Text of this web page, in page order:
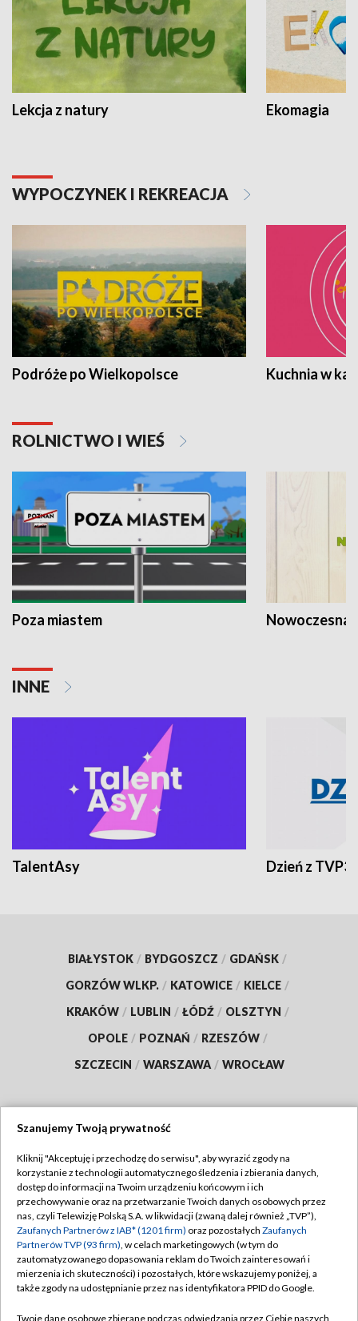
Lekcja z natury Ekomagia
WYPOCZYNEK I REKREACJA
Podróże po Wielkopolsce Kuchnia w
ROLNICTWO I WIEŚ
Poza miastem Nowoczesna
INNE
TalentAsy Dzień z TVP3
BIAŁYSTOK / BYDGOSZCZ / GDAŃSK /
GORZÓW WLKP. / KATOWICE / KIELCE /
KRAKÓW / LUBLIN / ŁÓDŹ / OLSZTYN /
OPOLE / POZNAŃ / RZESZÓW /
SZCZECIN / WARSZAWA / WROCŁAW
TVP
Abonament TVP
Emisja w TVP
Centrum informacji TVP
Naziemna Telewizja Cyfrowa
Regulamin TVP
Polityka prywatności
Moje zgody
Pomoc
Szanujemy Twoją prywatność
Kliknij "Akceptuję i przechodzę do serwisu", aby wyrazić zgody na
korzystanie z technologii automatycznego śledzenia i zbierania danych,
dostęp do informacji na Twoim urządzeniu końcowym i ich
przechowywanie oraz na przetwarzanie Twoich danych osobowych przez
nas, czyli Telewizję Polską S.A. w likwidacji (zwaną dalej również „TVP”),
Zaufanych Partnerów z IAB* (1201 firm) oraz pozostałych Zaufanych
Partnerów TVP (93 firm), w celach marketingowych (w tym do
zautomatyzowanego dopasowania reklam do Twoich zainteresowań i
mierzenia ich skuteczności) i pozostałych, które wskazujemy poniżej, a
także zgody na udostępnianie przez nas identyfikatora PPID do Google.
Twoje dane osobowe zbierane podczas odwiedzania przez Ciebie naszych